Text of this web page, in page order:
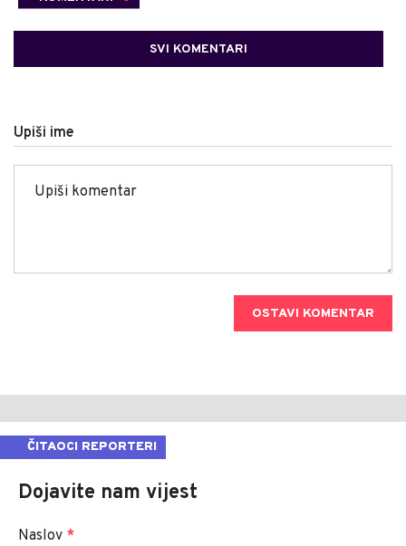
SVI KOMENTARI
Upiši ime
OSTAVI KOMENTAR
ČITAOCI REPORTERI
Dojavite nam vijest
Naslov *